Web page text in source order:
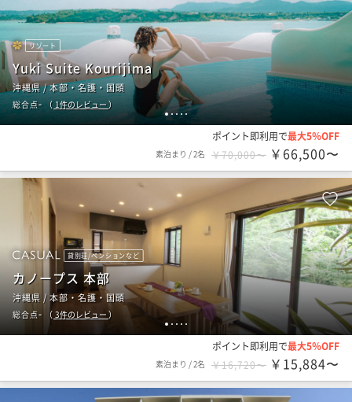
123 45
リゾート
Yuki Suite Kourijima
沖縄県 / 本部・名護・国頭
総合点-（ 1件のレビュー）
ポイント即利用で最大5％OFF
素泊まり /2名 ￥70,000〜 ￥66,500〜
1 2 3 4 5
貸別荘/ペンションなど
カノープス 本部
沖縄県 / 本部・名護・国頭
総合点- （ 3件のレビュー）
ポイント即利用で最大5％OFF
素泊まり /2名 ￥16,720〜 ￥15,884〜